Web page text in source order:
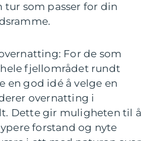
tur som passer for din
For de som
fjellområdet rundt
en god idé å velge en
overnatting i
Dette gir muligheten til å
forstand og nyte